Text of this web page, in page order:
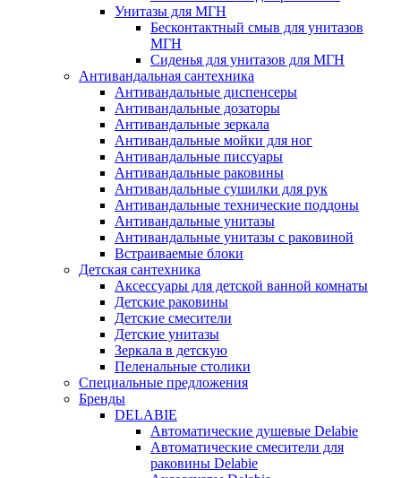
Унитазы для МГН
Бесконтактный смыв для унитазов
МГН
Сиденья для унитазов для МГН
Антивандальная сантехника
Антивандальные диспенсеры
Антивандальные дозаторы
Антивандальные зеркала
Антивандальные мойки для ног
Антивандальные писсуары
Антивандальные раковины
Антивандальные сушилки для рук
Антивандальные технические поддоны
Антивандальные унитазы
Антивандальные унитазы с раковиной
Встраиваемые блоки
Детская сантехника
Аксессуары для детской ванной комнаты
Детские раковины
Детские смесители
Детские унитазы
Зеркала в детскую
Пеленальные столики
Специальные предложения
Бренды
DELABIE
Автоматические душевые Delabie
Автоматические смесители для
раковины Delabie